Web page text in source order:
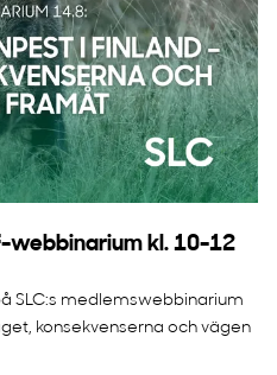
webbinarium kl. 10-12
SLC:s medlemswebbinarium
konsekvenserna och vägen